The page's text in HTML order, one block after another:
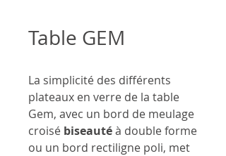
Table GEM
La simplicité des différents
plateaux en verre de la table
Gem, avec un bord de meulage
croisé biseautéà double forme
ou un bord rectiligne poli, met